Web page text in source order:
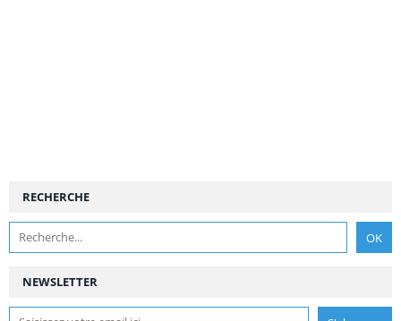
NEWSLETTER
RECHERCHE